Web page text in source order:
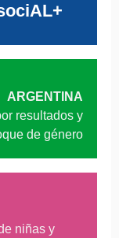
ARGENTINA
resultados y
de género
niñas y